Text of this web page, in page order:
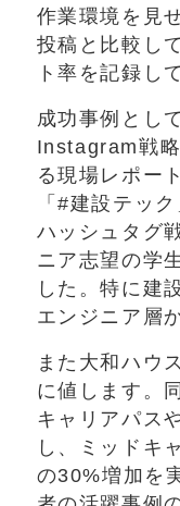
作業環境を見
投稿と比較し
ト率を記録し
成功事例とし
Instagram戦
る現場レポー
「#建設テッ
ハッシュタグ
ニア志望の学
した。特に建
エンジニア層
また大和ハウ
に値します。
キャリアパス
し、ミッドキ
の30%増加を